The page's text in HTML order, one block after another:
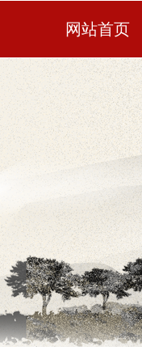
网站首页